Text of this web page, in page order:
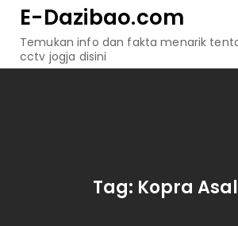
content
E-Dazibao.com
Temukan info dan fakta menarik
cctv jogja disini
Tag: Kopra